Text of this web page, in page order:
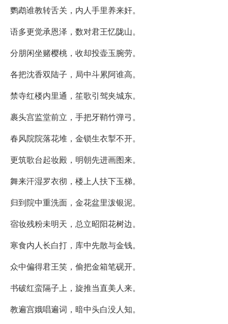
鹦鹉谁教转舌关，内人手里养来奸。
语多更觉承恩泽，数对君王忆陇山。
分朋闲坐赌樱桃，收却投壶玉腕劳。
各把沈香双陆子，局中斗累阿谁高。
禁寺红楼内里通，笙歌引驾夹城东。
裹头宫监堂前立，手把牙鞘竹弹弓。
春风院院落花堆，金锁生衣掣不开。
更筑歌台起妆殿，明朝先进画图来。
舞来汗湿罗衣彻，楼上人扶下玉梯。
归到院中重洗面，金花盆里泼银泥。
宿妆残粉未明天，总立昭阳花树边。
寒食内人长白打，库中先散与金钱。
众中偏得君王笑，偷把金箱笔砚开。
书破红蛮隔子上，旋推当直美人来。
教遍宫娥唱遍词，暗中头白没人知。